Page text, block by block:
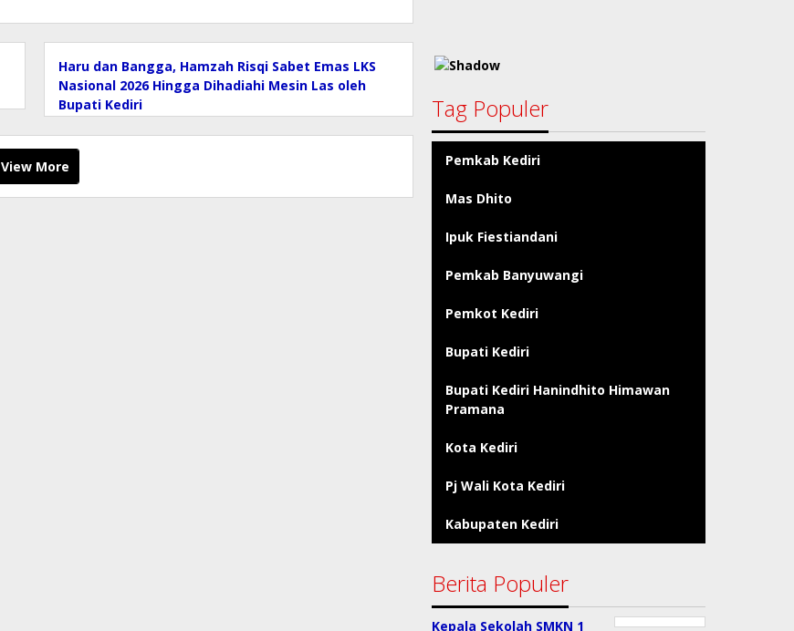
Haru dan Bangga, Hamzah Risqi Sabet Emas LKS
Nasional 2026 Hingga Dihadiahi Mesin Las oleh
Bupati Kediri
View More
Tag Populer
Pemkab Kediri
Mas Dhito
Ipuk Fiestiandani
Pemkab Banyuwangi
Pemkot Kediri
Bupati Kediri
Bupati Kediri Hanindhito Himawan
Pramana
Kota Kediri
Pj Wali Kota Kediri
Kabupaten Kediri
Berita Populer
Kepala Sekolah SMKN 1